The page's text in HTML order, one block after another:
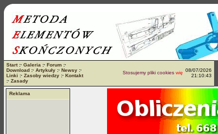
Start:· Galeria :· Forum :·
Download :· Artykuły :· Newsy :·
Linki :· Zasoby wiedzy :· Kontakt
:· Zasady
Stosujemy pliki cookieswięcej...08/07/2026
21:10:43
Reklama